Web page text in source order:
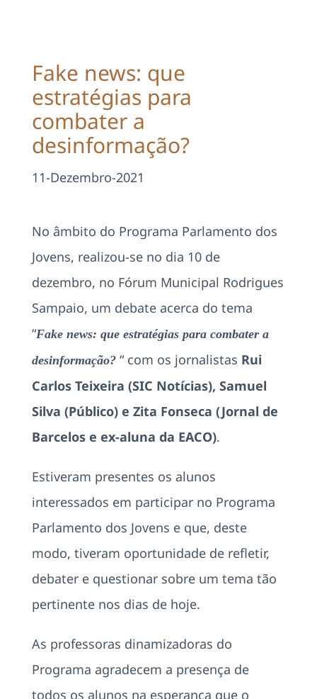
Área Reservada
Pesquisar
Fake news: que
estratégias para
combater a
desinformação?
11-Dezembro-2021
No âmbito do Programa Parlamento dos
Jovens, realizou-se no dia 10 de
dezembro, no Fórum Municipal Rodrigues
Sampaio, um debate acerca do tema
“Fake news: que estratégias para combater a
desinformação?“ com os jornalistas Rui
Carlos Teixeira (SIC Notícias), Samuel
Silva (Público) e Zita Fonseca (Jornal de
Barcelos e ex-aluna da EACO).
Estiveram presentes os alunos
interessados em participar no Programa
Parlamento dos Jovens e que, deste
modo, tiveram oportunidade de refletir,
debater e questionar sobre um tema tão
pertinente nos dias de hoje.
As professoras dinamizadoras do
Programa agradecem a presença de
todos os alunos na esperança que o